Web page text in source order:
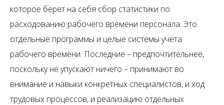
которое берет на себя сбор статистики по
расходованию рабочего времени персонала. Это
отдельные программы и целые системы учета
рабочего времени. Последние – предпочтительнее,
поскольку не упускают ничего – принимают во
внимание и навыки конкретных специалистов, и ход
трудовых процессов, и реализацию отдельных